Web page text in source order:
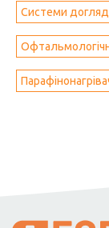
Системи